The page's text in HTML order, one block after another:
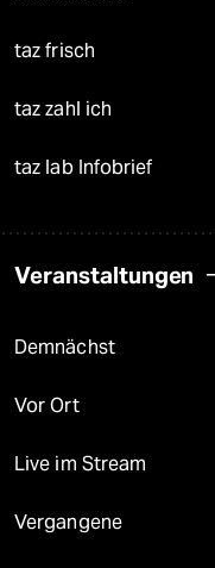
taz frisch
taz zahl ich
taz lab Infobrief
Veranstaltungen
Demnächst
Vor Ort
Live im Stream
Vergangene